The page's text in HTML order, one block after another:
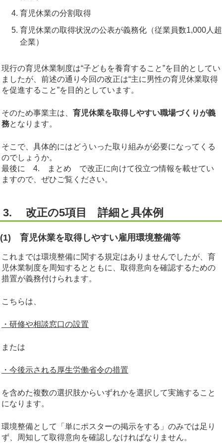
育児休業の分割取得
育児休業の取得状況の公表が義務化（従業員数1,000人超
企業）
現行の育児休業制度は“子どもを養育すること”を目的としてい
ましたが、前述の通り今回の改正は“主に男性の育児休業取得
を促進すること”を目的としています。
そのため事業主は、 育児休業を取得しやすい職場づくりが義
務となります。
そこで、具体的にはどういった取り組みが必要になってくる
のでしょうか。
最後に 4. まとめ で改正に向けて役立つ情報を載せてい
ますので、ぜひご覧ください。
3. 改正の5項目 詳細と具体例
(1) 育児休業を取得しやすい雇用環境整備等
これまでは環境整備に関する規定はありませんでしたが、育
児休業制度を周知するとともに、取得意向を確認するための
措置が義務付けられます。
こちらは、
・研修や相談窓口の設置
または
・今後示される厚生労働省令の措置
を含めた複数の選択肢からいずれかを選択して実施すること
になります。
環境整備として「単にポスターの掲示をする」のみでは足り
ず、周知して取得意向を確認しなければなりません。